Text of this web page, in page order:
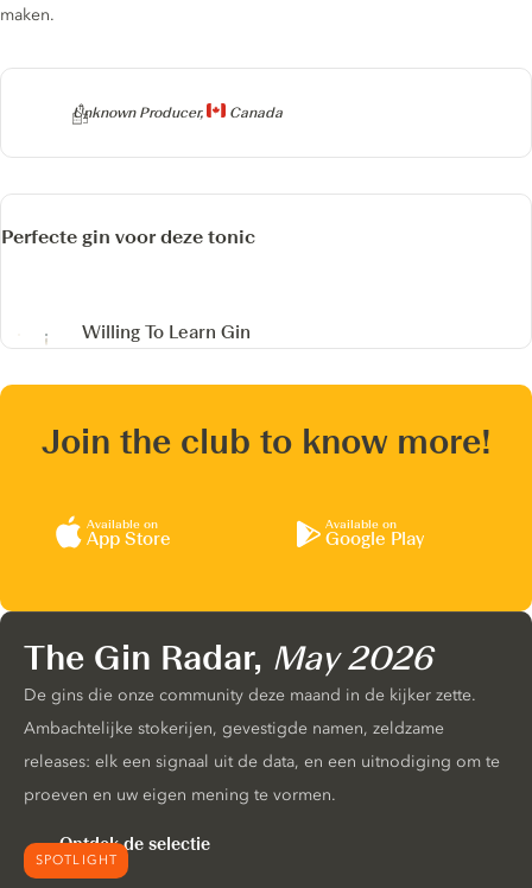
Producer
Unknown Producer, Canada
maken.
Perfecte gin voor deze tonic
Willing To Learn Gin
Join the club to know more!
Available on
App Store
Available on
Google Play
SPOTLIGHT
The Gin Radar, May 2026
De gins die onze community deze maand in de kijker zette.
Ambachtelijke stokerijen, gevestigde namen, zeldzame
releases: elk een signaal uit de data, en een uitnodiging om te
proeven en uw eigen mening te vormen.
Ontdek de selectie